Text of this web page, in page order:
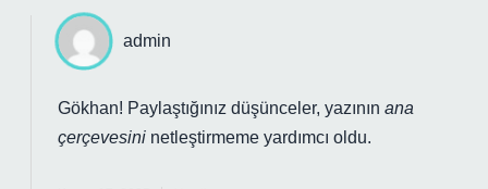
admin
Gökhan! Paylaştığınız düşünceler, yazının ana
çerçevesini netleştirmeme yardımcı oldu.